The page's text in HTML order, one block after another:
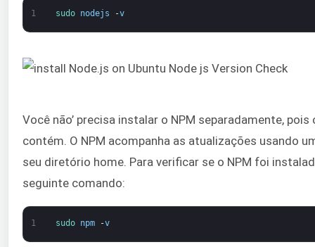
1 sudo nodejs -v
Você não’ precisa instalar o NPM separadamente,
contém. O NPM acompanha as atualizações usando
seu diretório home. Para verificar se o NPM foi
seguinte comando:
1 sudo npm -v